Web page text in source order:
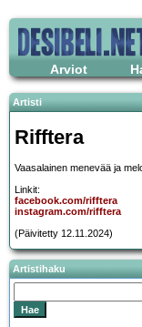
Arviot
Artisti
Rifftera
Vaasalainen menevää ja
Linkit:
facebook.com/rifftera
instagram.com/rifftera
(Päivitetty 12.11.2024)
Artistihaku